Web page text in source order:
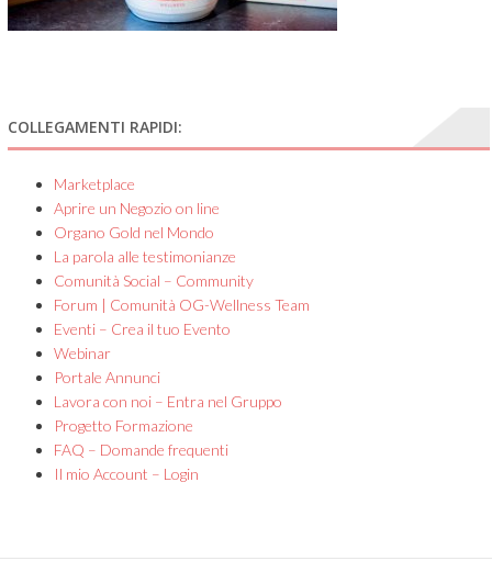
COLLEGAMENTI RAPIDI:
Marketplace
Aprire un Negozio on line
Organo Gold nel Mondo
La parola alle testimonianze
Comunità Social – Community
Forum | Comunità OG-Wellness Team
Eventi – Crea il tuo Evento
Webinar
Portale Annunci
Lavora con noi – Entra nel Gruppo
Progetto Formazione
FAQ – Domande frequenti
Il mio Account – Login